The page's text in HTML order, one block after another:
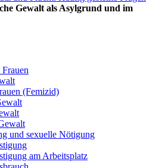
Gewalt als Asylgrund und im
(Femizid)
und sexuelle Nötigung
am Arbeitsplatz